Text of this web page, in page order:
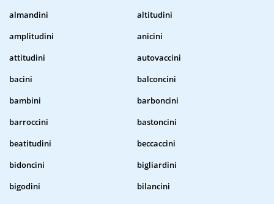
almandini
altitudini
amplitudini
anicini
attitudini
autovaccini
bacini
balconcini
bambini
barboncini
barroccini
bastoncini
beatitudini
beccaccini
bidoncini
bigliardini
bigodini
bilancini